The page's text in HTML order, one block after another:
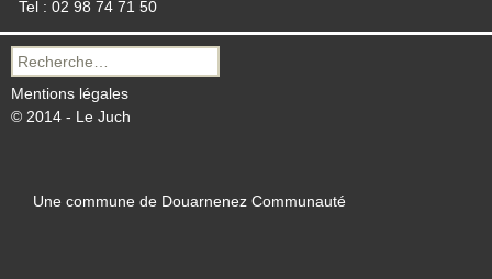
Tel : 02 98 74 71 50
Recherche
pour :
Mentions légales
© 2014 - Le Juch
Une commune de Douarnenez Communauté